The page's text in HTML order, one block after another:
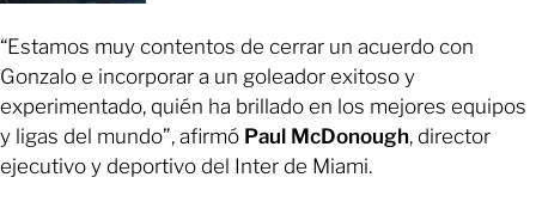
“Estamos muy contentos de cerrar un acuerdo con
Gonzalo e incorporar a un goleador exitoso y
experimentado, quién ha brillado en los mejores equipos
y ligas del mundo”, afirmó Paul McDonough, director
ejecutivo y deportivo del Inter de Miami.